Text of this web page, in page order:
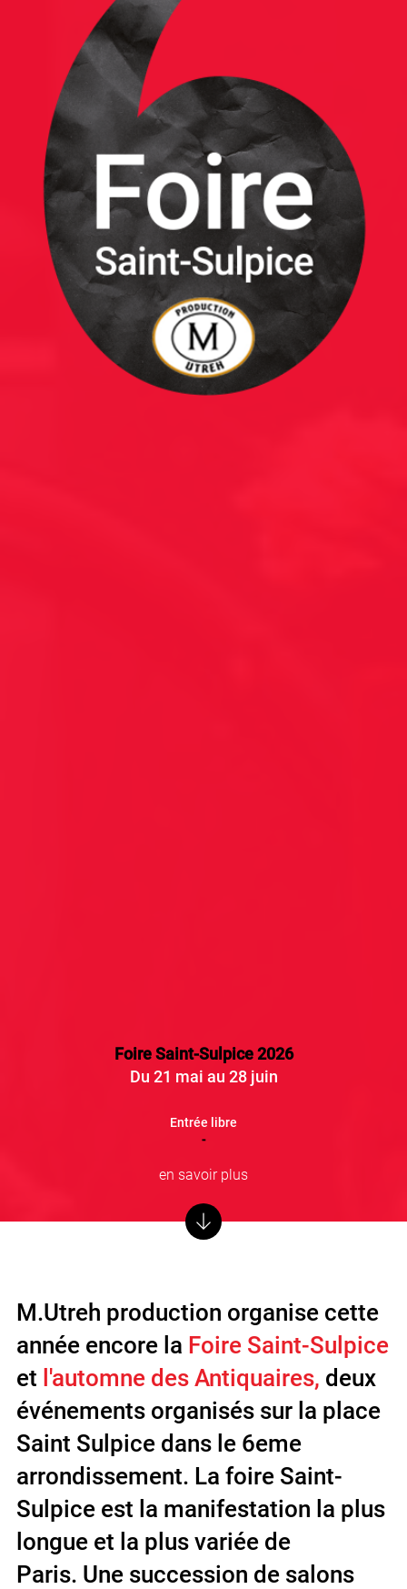
Foire Saint-Sulpice 2026
Du 21 mai au 28 juin
Entrée libre
-
en savoir plus
i
M.Utreh production organise cette
année encore la Foire Saint-Sulpice
et l'automne des Antiquaires, deux
événements organisés sur la place
Saint Sulpice dans le 6eme
arrondissement. La foire Saint-
Sulpice est la manifestation la plus
longue et la plus variée de
Paris. Une succession de salons